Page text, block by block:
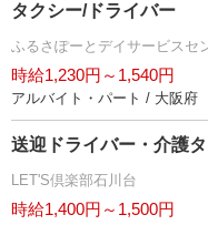
タクシー/ドライバー
ふるさぽーとデイサービスセ
時給1,230円～1,540円
アルバイト・パート / 大阪府
送迎ドライバー・介護
LET'S倶楽部石川台
時給1,400円～1,500円